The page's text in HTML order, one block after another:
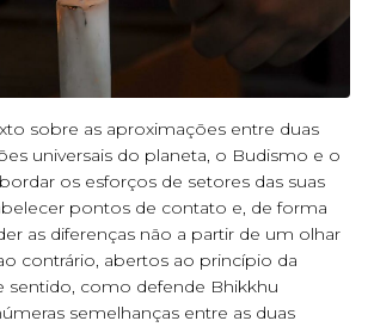
sobre as aproximações entre duas
universais do planeta, o Budismo e o
os esforços de setores das suas
pontos de contato e, de forma
as diferenças não a partir de um olhar
contrário, abertos ao princípio da
sentido, como defende Bhikkhu
semelhanças entre as duas